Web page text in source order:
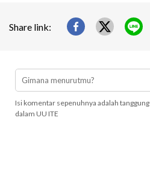
Share link:
Isi komentar sepenuhnya adalah
dalam UU ITE